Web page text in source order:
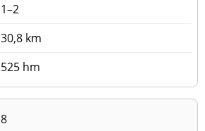
1–2
30,8 km
525 hm
8